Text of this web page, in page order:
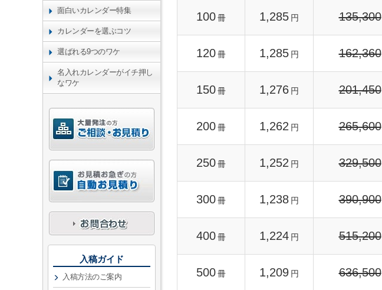
100冊 1,285 円 135,300
120冊 1,285 円 162,360
150冊 1,276 円 201,450
200冊 1,262 円 265,600
250冊 1,252 円 329,500
300冊 1,238 円 390,900
400冊 1,224 円 515,200
500冊 1,209 円 636,500
面白いカレンダー特集
カレンダーを選ぶコツ
選ばれる9つのワケ
名入れカレンダーがイチ押し
なワケ
入稿ガイド
入稿方法のご案内